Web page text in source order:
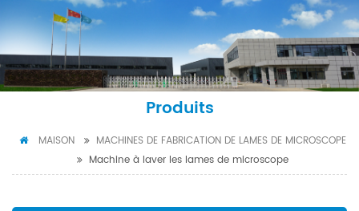
Produits
MAISON
MACHINES DE FABRICATION DE LAMES DE MICROSCOPE
Machine à laver les lames de microscope